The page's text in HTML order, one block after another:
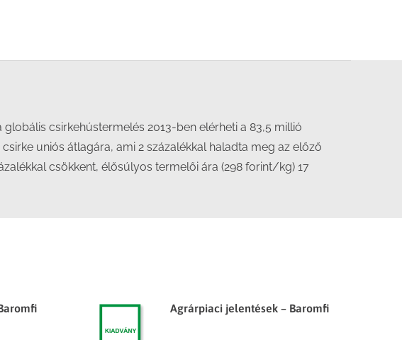
csirkehústermelés 2013-ben elérheti a 83,5 millió
uniós átlagára, ami 2 százalékkal haladta meg az előző
csökkent, élősúlyos termelői ára (298 forint/kg) 17
Agrárpiaci jelentések – Baromfi